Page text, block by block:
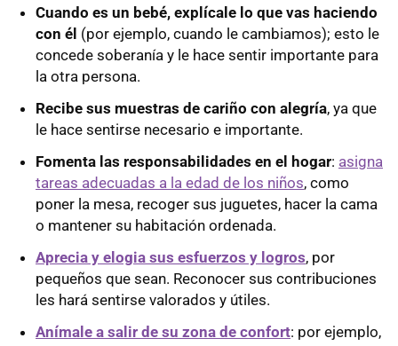
Cuando es un bebé, explícale lo que vas haciendo
con él (por ejemplo, cuando le cambiamos); esto le
concede soberanía y le hace sentir importante para
la otra persona.
Recibe sus muestras de cariño con alegría, ya que
le hace sentirse necesario e importante.
Fomenta las responsabilidades en el hogar: asigna
tareas adecuadas a la edad de los niños, como
poner la mesa, recoger sus juguetes, hacer la cama
o mantener su habitación ordenada.
Aprecia y elogia sus esfuerzos y logros, por
pequeños que sean. Reconocer sus contribuciones
les hará sentirse valorados y útiles.
Anímale a salir de su zona de confort: por ejemplo,